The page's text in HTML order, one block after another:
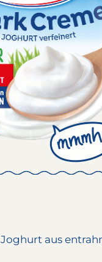
Joghurt aus